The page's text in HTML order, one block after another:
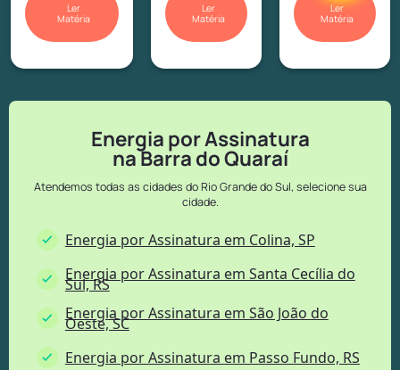
Ler
Matéria
Ler
Matéria
Ler
Matéria
Energia por Assinatura
na Barra do Quaraí
Atendemos todas as cidades do Rio Grande do Sul, selecione sua
cidade.
Energia por Assinatura em Colina, SP
Energia por Assinatura em Santa Cecília do
Sul, RS
Energia por Assinatura em São João do
Oeste, SC
Energia por Assinatura em Passo Fundo, RS